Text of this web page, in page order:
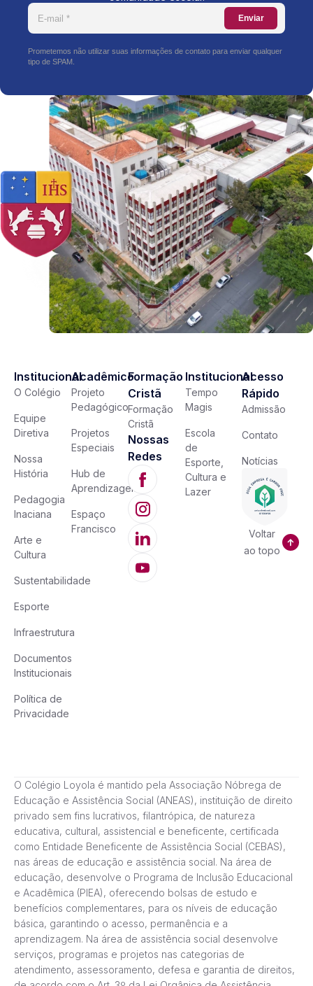
Enviar
Prometemos não utilizar suas informações de contato para enviar qualquer
tipo de SPAM.
Institucional
O Colégio
Equipe
Diretiva
Nossa
História
Pedagogia
Inaciana
Arte e
Cultura
Sustentabilidade
Esporte
Infraestrutura
Documentos
Institucionais
Política de
Privacidade
Acadêmico
Projeto
Pedagógico
Projetos
Especiais
Hub de
Aprendizagem
Espaço
Francisco
Formação
Cristã
Formação
Cristã
Nossas
Redes
Institucional
Tempo
Magis
Escola
de
Esporte,
Cultura e
Lazer
Acesso
Rápido
Admissão
Contato
Notícias
Voltar
ao topo
O Colégio Loyola é mantido pela Associação Nóbrega de
Educação e Assistência Social (ANEAS), instituição de direito
privado sem fins lucrativos, filantrópica, de natureza
educativa, cultural, assistencial e beneficente, certificada
como Entidade Beneficente de Assistência Social (CEBAS),
nas áreas de educação e assistência social. Na área de
educação, desenvolve o Programa de Inclusão Educacional
e Acadêmica (PIEA), oferecendo bolsas de estudo e
benefícios complementares, para os níveis de educação
básica, garantindo o acesso, permanência e a
aprendizagem. Na área de assistência social desenvolve
serviços, programas e projetos nas categorias de
atendimento, assessoramento, defesa e garantia de direitos,